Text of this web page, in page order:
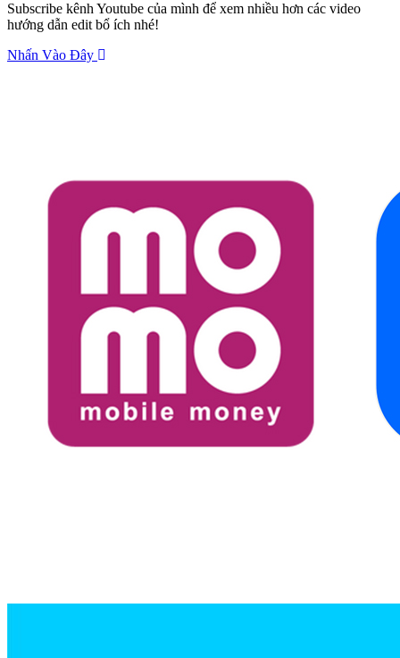
Subscribe kênh Youtube của mình để xem nhiều hơn các video
hướng dẫn edit bổ ích nhé!
Nhấn Vào Đây